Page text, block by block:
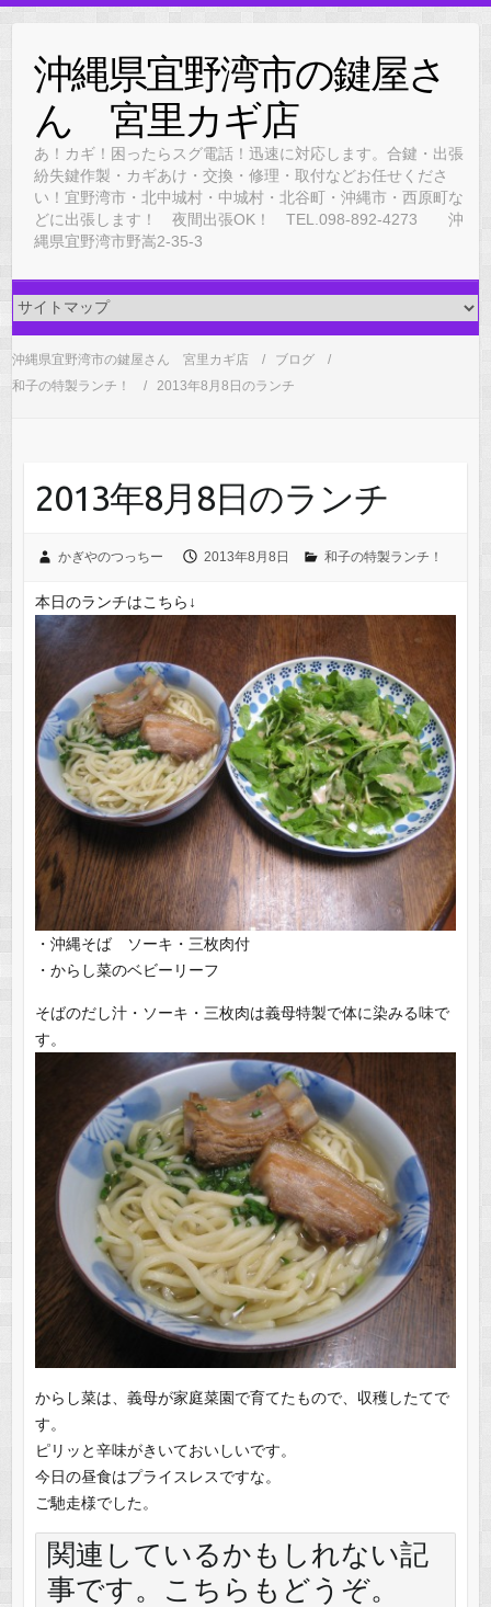
content沖縄県宜野湾市の鍵屋さ
ん 宮里カギ店
あ！カギ！困ったらスグ電話！迅速に対応します。合鍵・出張
紛失鍵作製・カギあけ・交換・修理・取付などお任せくださ
い！宜野湾市・北中城村・中城村・北谷町・沖縄市・西原町な
どに出張します！ 夜間出張OK！ TEL.098-892-4273 沖
縄県宜野湾市野嵩2-35-3
沖縄県宜野湾市の鍵屋さん 宮里カギ店
ブログ
和子の特製ランチ！
2013年8月8日のランチ
2013年8月8日のランチ
かぎやのつっちー 2013年8月8日 和子の特製ランチ！
本日のランチはこちら↓
・沖縄そば ソーキ・三枚肉付
・からし菜のベビーリーフ
そばのだし汁・ソーキ・三枚肉は義母特製で体に染みる味で
す。
からし菜は、義母が家庭菜園で育てたもので、収穫したてで
す。
ピリッと辛味がきいておいしいです。
今日の昼食はプライスレスですな。
ご馳走様でした。
関連しているかもしれない記
事です。こちらもどうぞ。